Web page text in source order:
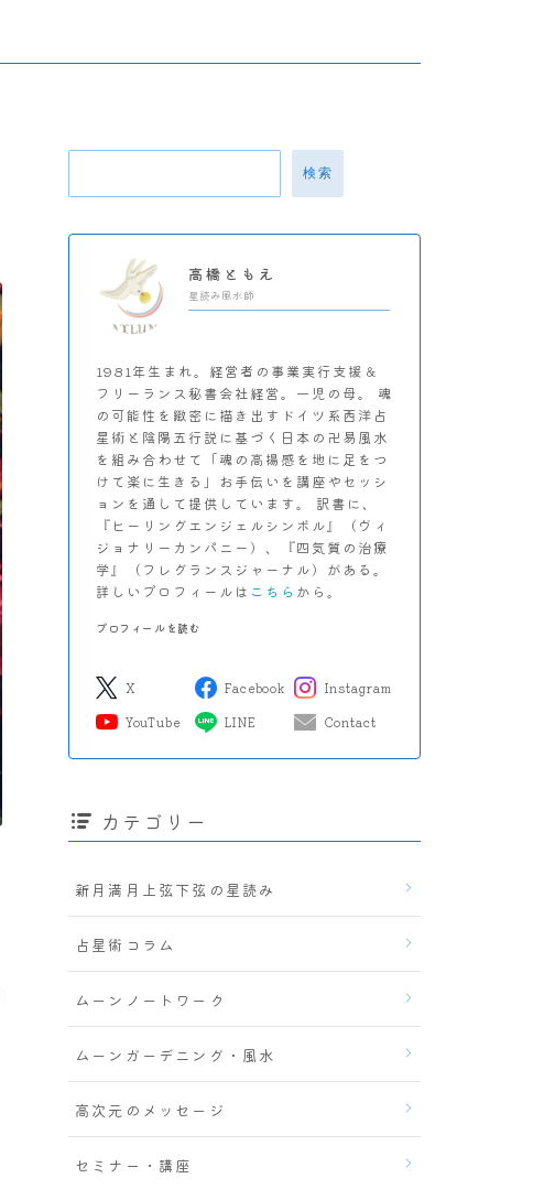
検索
高橋ともえ
星読み風水師
1981年生まれ。経営者の事業実行支援＆
フリーランス秘書会社経営。一児の母。 魂
の可能性を緻密に描き出すドイツ系西洋占
星術と陰陽五行説に基づく日本の卍易風水
を組み合わせて「魂の高揚感を地に足をつ
けて楽に生きる」お手伝いを講座やセッシ
ョンを通して提供しています。 訳書に、
『ヒーリングエンジェルシンボル』（ヴィ
ジョナリーカンパニー）、『四気質の治療
学』（フレグランスジャーナル）がある。
詳しいプロフィールは こちら から。
プロフィールを読む
X Facebook
Instagram
YouTube
LINE Contact
カテゴリー
新月満月上弦下弦の星読み
占星術コラム
ムーンノートワーク
ムーンガーデニング・風水
高次元のメッセージ
セミナー・講座